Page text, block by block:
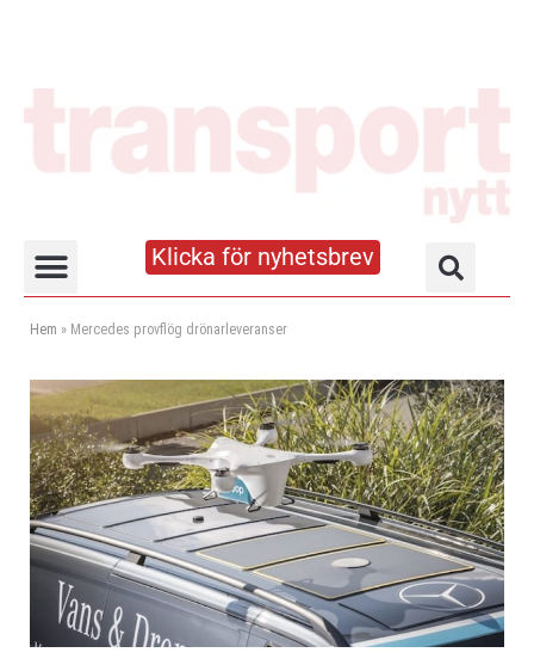
Klicka för nyhetsbrev
Hem » Mercedes provflög drönarleveranser